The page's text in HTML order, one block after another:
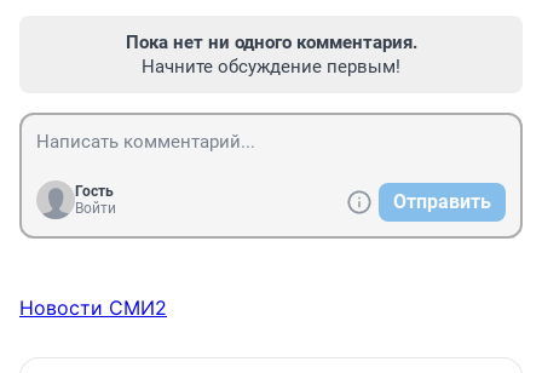
Пока нет ни одного комментария.
Начните обсуждение первым!
Гость
Войти
Отправить
Новости СМИ2